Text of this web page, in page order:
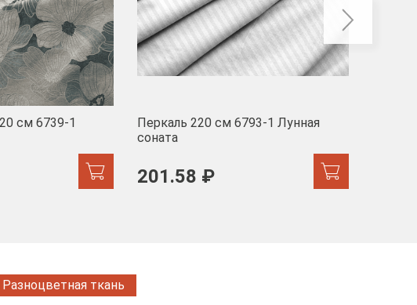
см 6739-1
Перкаль 220 см 6793-1 Лунная
соната
201.58 ₽
Разноцветная ткань